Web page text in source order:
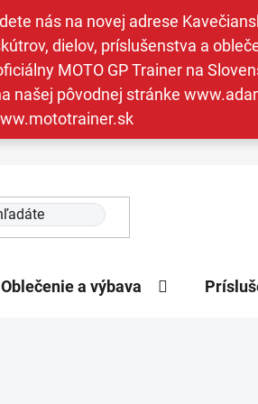
nás na novej adrese
dielov, príslušenstva a
MOTO GP Trainer na
našej pôvodnej stránke
Oblečenie a výbava